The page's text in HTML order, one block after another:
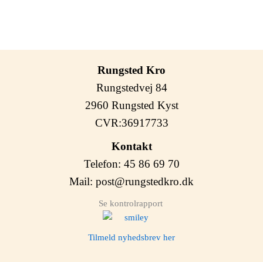
Rungsted Kro
Rungstedvej 84
2960 Rungsted Kyst
CVR:36917733
Kontakt
Telefon: 45 86 69 70
Mail: post@rungstedkro.dk
Se kontrolrapport
Tilmeld nyhedsbrev her